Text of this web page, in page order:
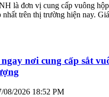
là đơn vị cung cấp vuông
nhất trên thị trường hiện nay.
nơi cung cấp sắt
08/2026 18:52 PM